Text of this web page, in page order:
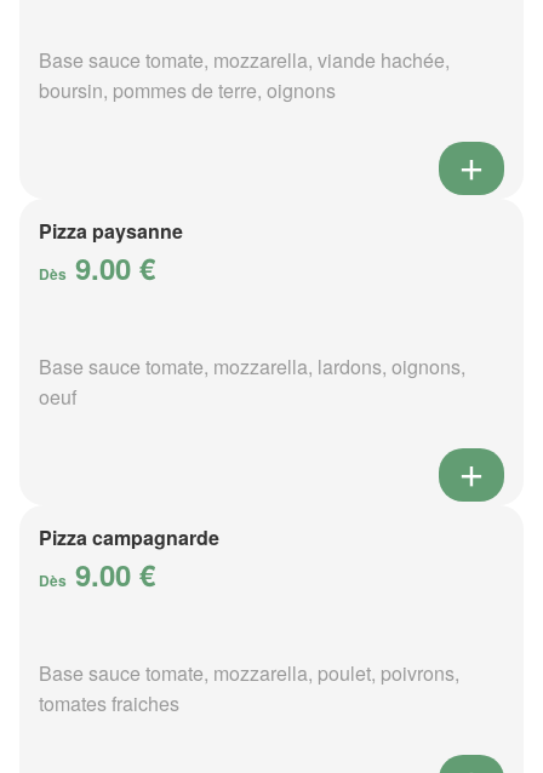
Base sauce tomate, mozzarella, viande hachée,
boursin, pommes de terre, oignons
Pizza paysanne
Dès 9.00 €
Base sauce tomate, mozzarella, lardons, oignons,
oeuf
Pizza campagnarde
Dès 9.00 €
Base sauce tomate, mozzarella, poulet, poivrons,
tomates fraiches